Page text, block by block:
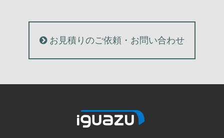
お見積りのご依頼・お問い合わせ